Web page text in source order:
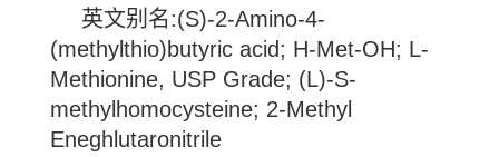
英文别名:(S)-2-Amino-4-
(methylthio)butyric acid; H-Met-OH; L-
Methionine, USP Grade; (L)-S-
methylhomocysteine; 2-Methyl
Eneghlutaronitrile